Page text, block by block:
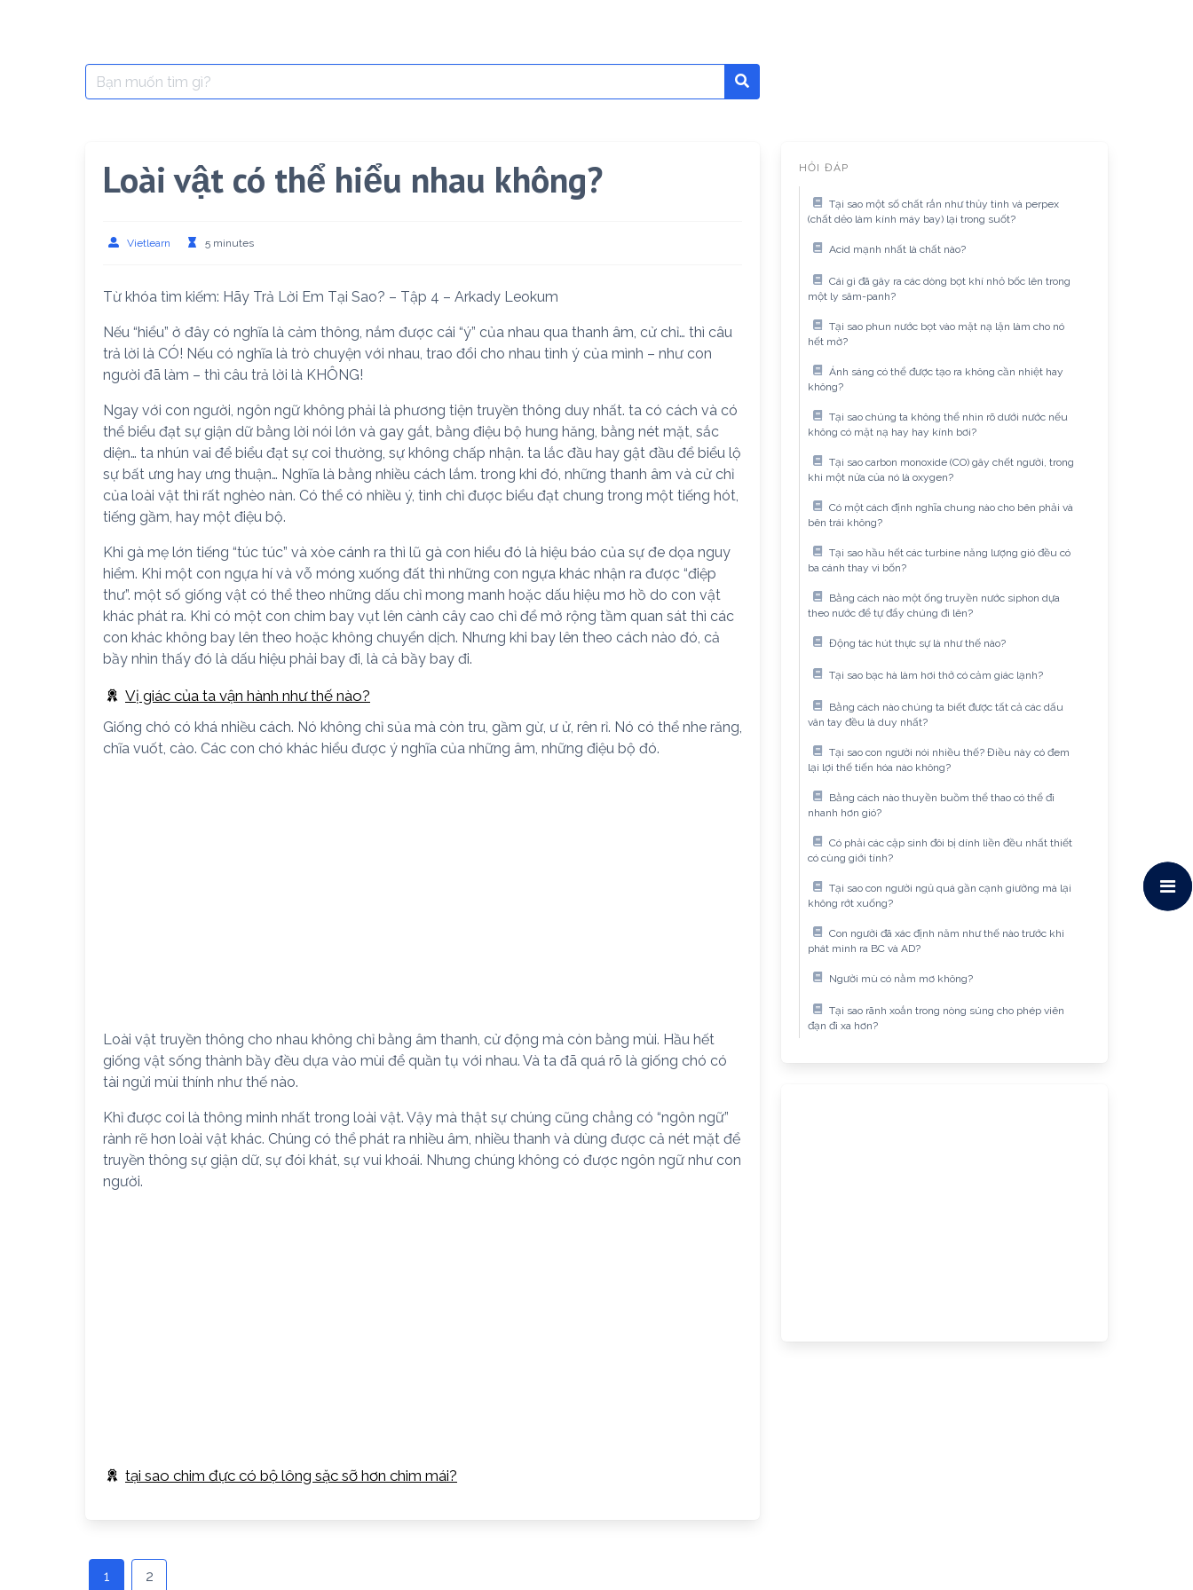
Search
for:
Loài vật có thể hiểu nhau không?
Vietlearn 5 minutes
Từ khóa tìm kiếm: Hãy Trả Lời Em Tại Sao? – Tập 4 – Arkady Leokum
Nếu “hiểu” ở đây có nghĩa là cảm thông, nắm được cái “ý” của nhau qua thanh âm, cử chỉ… thì câu
trả lời là CÓ! Nếu có nghĩa là trò chuyện với nhau, trao đổi cho nhau tình ý của mình – như con
người đã làm – thì câu trả lời là KHÔNG!
Ngay với con người, ngôn ngữ không phải là phương tiện truyền thông duy nhất. ta có cách và có
thể biểu đạt sự giận dữ bằng lời nói lớn và gay gắt, bằng điệu bộ hung hăng, bằng nét mặt, sắc
diện… ta nhún vai để biểu đạt sự coi thường, sự không chấp nhận. ta lắc đầu hay gật đầu để biểu lộ
sự bất ưng hay ưng thuận… Nghĩa là bằng nhiều cách lắm. trong khi đó, những thanh âm và cử chỉ
của loài vật thì rất nghèo nàn. Có thể có nhiều ý, tình chỉ được biểu đạt chung trong một tiếng hót,
tiếng gầm, hay một điệu bộ.
Khi gà mẹ lớn tiếng “túc túc” và xòe cánh ra thì lũ gà con hiểu đó là hiệu báo của sự đe dọa nguy
hiểm. Khi một con ngựa hí và vỗ móng xuống đất thì những con ngựa khác nhận ra được “điệp
thư”. một số giống vật có thể theo những dấu chỉ mong manh hoặc dấu hiệu mơ hồ do con vật
khác phát ra. Khi có một con chim bay vụt lên cành cây cao chỉ để mở rộng tầm quan sát thì các
con khác không bay lên theo hoặc không chuyển dịch. Nhưng khi bay lên theo cách nào đó, cả
bầy nhìn thấy đó là dấu hiệu phải bay đi, là cả bầy bay đi.
Vị giác của ta vận hành như thế nào?
Giống chó có khá nhiều cách. Nó không chỉ sủa mà còn tru, gầm gừ, ư ử, rên rỉ. Nó có thể nhe răng,
chĩa vuốt, cào. Các con chó khác hiểu được ý nghĩa của những âm, những điệu bộ đó.
Loài vật truyền thông cho nhau không chỉ bằng âm thanh, cử động mà còn bằng mùi. Hầu hết
giống vật sống thành bầy đều dựa vào mùi để quần tụ với nhau. Và ta đã quá rõ là giống chó có
tài ngửi mùi thính như thế nào.
Khỉ được coi là thông minh nhất trong loài vật. Vậy mà thật sự chúng cũng chẳng có “ngôn ngữ”
rành rẽ hơn loài vật khác. Chúng có thể phát ra nhiều âm, nhiều thanh và dùng được cả nét mặt để
truyền thông sự giận dữ, sự đói khát, sự vui khoái. Nhưng chúng không có được ngôn ngữ như con
người.
tại sao chim đực có bộ lông sặc sỡ hơn chim mái?
1 2
HỎI ĐÁP
Tại sao một số chất rắn như thủy tinh và perpex
(chất dẻo làm kính máy bay) lại trong suốt?
Acid mạnh nhất là chất nào?
Cái gì đã gây ra các dòng bọt khí nhỏ bốc lên trong
một ly sâm-panh?
Tại sao phun nước bọt vào mặt nạ lặn làm cho nó
hết mờ?
Ánh sáng có thể được tạo ra không cần nhiệt hay
không?
Tại sao chúng ta không thể nhìn rõ dưới nước nếu
không có mặt nạ hay hay kính bơi?
Tại sao carbon monoxide (CO) gây chết người, trong
khi một nửa của nó là oxygen?
Có một cách định nghĩa chung nào cho bên phải và
bên trái không?
Tại sao hầu hết các turbine năng lượng gió đều có
ba cánh thay vì bốn?
Bằng cách nào một ống truyền nước siphon dựa
theo nước để tự đẩy chúng đi lên?
Động tác hút thực sự là như thế nào?
Tại sao bạc hà làm hơi thở có cảm giác lạnh?
Bằng cách nào chúng ta biết được tất cả các dấu
vân tay đều là duy nhất?
Tại sao con người nói nhiều thế? Điều này có đem
lại lợi thế tiến hóa nào không?
Bằng cách nào thuyền buồm thể thao có thể đi
nhanh hơn gió?
Có phải các cặp sinh đôi bị dính liền đều nhất thiết
có cùng giới tính?
Tại sao con người ngủ quá gần cạnh giường mà lại
không rớt xuống?
Con người đã xác định năm như thế nào trước khi
phát minh ra BC và AD?
Người mù có nằm mơ không?
Tại sao rãnh xoắn trong nòng súng cho phép viên
đạn đi xa hơn?